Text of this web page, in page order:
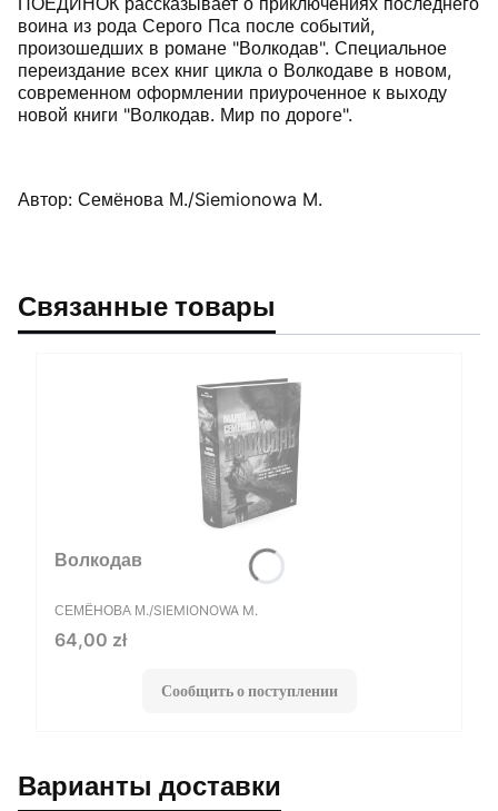
воина из рода Серого Пса после событий,
произошедших в романе "Волкодав". Специальное
переиздание всех книг цикла о Волкодаве в новом,
современном оформлении приуроченное к выходу
новой книги "Волкодав. Мир по дороге".
Автор: Семёнова М./Siemionowa M.
Связанные товары
Волкодав
ПРОИЗВОДИТЕЛЬ
СЕМЁНОВА М./SIEMIONOWA M.
Цена
64,00 zł
Сообщить о поступлении
Варианты доставки